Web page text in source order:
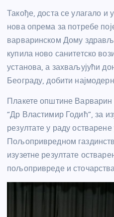
Такође, доста се улагало и
нова опрема за потребе
варваринском Дому
купила ново санитетско
установа, а захваљујући
Београду, добити
Плакете општине
“Др Властимир Годић”, за
резултате у раду
Пољопривредном
изузетне резултате
пољопривреде и